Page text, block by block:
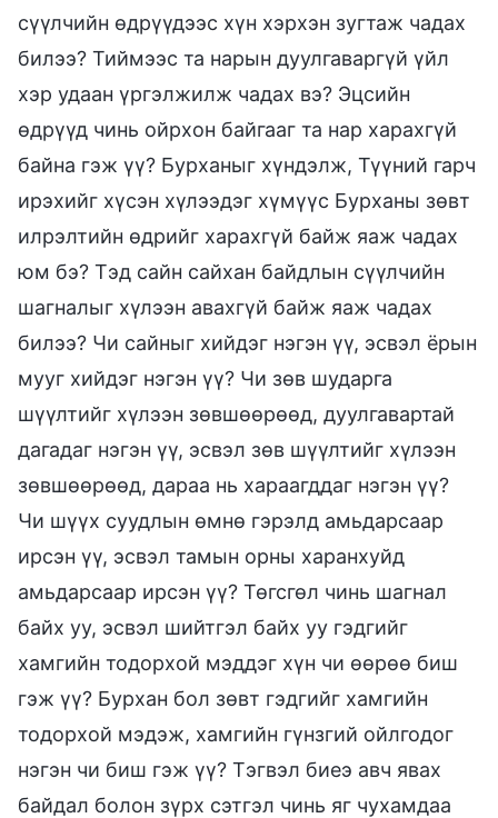
сүүлчийн өдрүүдээс хүн хэрхэн зугтаж чадах
билээ? Тиймээс та нарын дуулгаваргүй үйл
хэр удаан үргэлжилж чадах вэ? Эцсийн
өдрүүд чинь ойрхон байгааг та нар харахгүй
байна гэж үү? Бурханыг хүндэлж, Түүний гарч
ирэхийг хүсэн хүлээдэг хүмүүс Бурханы зөвт
илрэлтийн өдрийг харахгүй байж яаж чадах
юм бэ? Тэд сайн сайхан байдлын сүүлчийн
шагналыг хүлээн авахгүй байж яаж чадах
билээ? Чи сайныг хийдэг нэгэн үү, эсвэл ёрын
мууг хийдэг нэгэн үү? Чи зөв шударга
шүүлтийг хүлээн зөвшөөрөөд, дуулгавартай
дагадаг нэгэн үү, эсвэл зөв шүүлтийг хүлээн
зөвшөөрөөд, дараа нь хараагддаг нэгэн үү?
Чи шүүх суудлын өмнө гэрэлд амьдарсаар
ирсэн үү, эсвэл тамын орны харанхуйд
амьдарсаар ирсэн үү? Төгсгөл чинь шагнал
байх уу, эсвэл шийтгэл байх уу гэдгийг
хамгийн тодорхой мэддэг хүн чи өөрөө биш
гэж үү? Бурхан бол зөвт гэдгийг хамгийн
тодорхой мэдэж, хамгийн гүнзгий ойлгодог
нэгэн чи биш гэж үү? Тэгвэл биеэ авч явах
байдал болон зүрх сэтгэл чинь яг чухамдаа